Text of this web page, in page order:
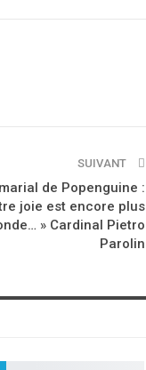
SUIVANT
de Popenguine :
joie est encore plus
» Cardinal Pietro
Parolin